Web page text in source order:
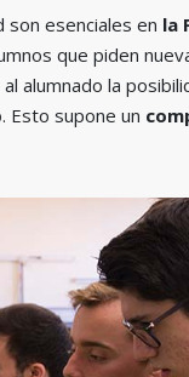
son esenciales en la
que piden
alumnado la
Esto supone un